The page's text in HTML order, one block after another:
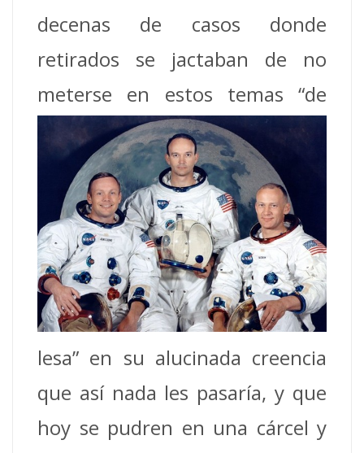
decenas de casos donde
retirados se jactaban de no
meterse en estos temas “de
lesa” en su alucinada creencia
que así nada les pasaría, y que
hoy se pudren en una cárcel y